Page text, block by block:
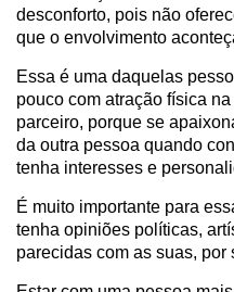
desconforto, pois não
que o envolvimento
Essa é uma daquelas
pouco com atração física
parceiro, porque se
da outra pessoa quando
tenha interesses e
É muito importante para
tenha opiniões políticas,
parecidas com as suas, por